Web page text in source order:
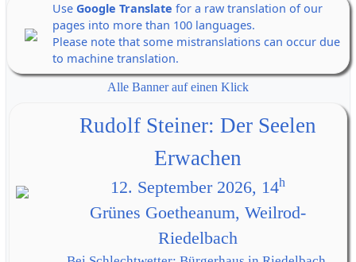
Use Google Translate for a raw translation of our
pages into more than 100 languages.
Please note that some mistranslations can occur due
to machine translation.
Alle Banner auf einen Klick
Rudolf Steiner: Der Seelen
Erwachen
12. September 2026, 14h
Grünes Goetheanum, Weilrod-
Riedelbach